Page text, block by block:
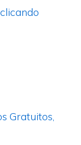
clicando
Gratuitos,